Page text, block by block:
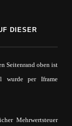
DIESER
Seitenrand oben ist
wurde per Iframe
Mehrwertsteuer